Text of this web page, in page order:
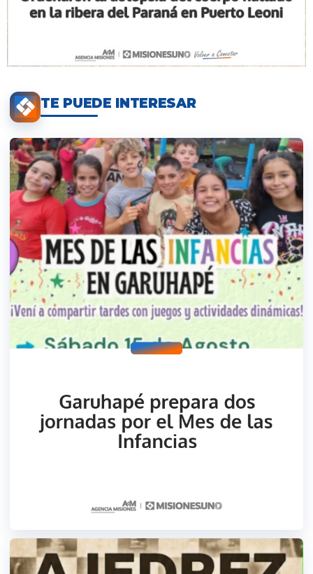
TE PUEDE INTERESAR